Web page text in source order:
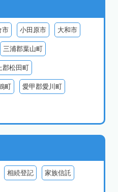
市 小田原市 大和市
三浦郡葉山町
郡松田町
町 愛甲郡愛川町
相続登記 家族信託